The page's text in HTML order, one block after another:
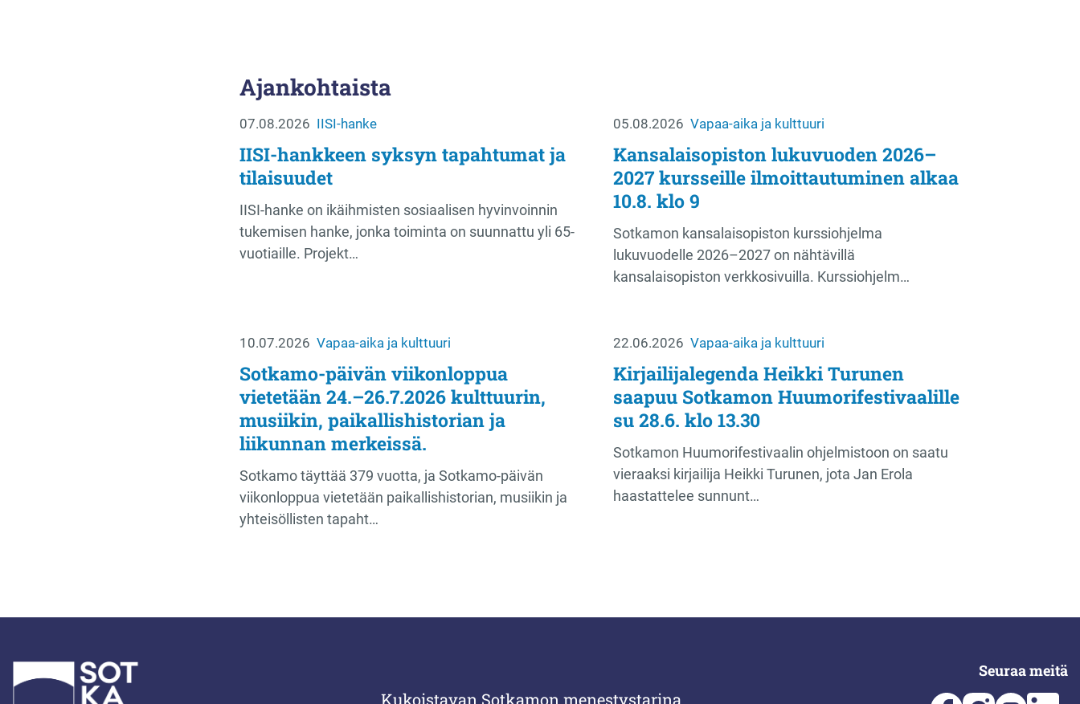
Ajankohtaista
07.08.2026 IISI-hanke
IISI-hankkeen syksyn tapahtumat ja
tilaisuudet
IISI-hanke on ikäihmisten sosiaalisen hyvinvoinnin
tukemisen hanke, jonka toiminta on suunnattu yli 65-
vuotiaille. Projekt…
05.08.2026 Vapaa-aika ja kulttuuri
Kansalaisopiston lukuvuoden 2026–
2027 kursseille ilmoittautuminen alkaa
10.8. klo 9
Sotkamon kansalaisopiston kurssiohjelma
lukuvuodelle 2026–2027 on nähtävillä
kansalaisopiston verkkosivuilla. Kurssiohjelm…
10.07.2026 Vapaa-aika ja kulttuuri
Sotkamo-päivän viikonloppua
vietetään 24.–26.7.2026 kulttuurin,
musiikin, paikallishistorian ja
liikunnan merkeissä.
Sotkamo täyttää 379 vuotta, ja Sotkamo-päivän
viikonloppua vietetään paikallishistorian, musiikin ja
yhteisöllisten tapaht…
22.06.2026 Vapaa-aika ja kulttuuri
Kirjailijalegenda Heikki Turunen
saapuu Sotkamon Huumorifestivaalille
su 28.6. klo 13.30
Sotkamon Huumorifestivaalin ohjelmistoon on saatu
vieraaksi kirjailija Heikki Turunen, jota Jan Erola
haastattelee sunnunt…
Kukoistavan Sotkamon menestystarina
Seuraa meitä